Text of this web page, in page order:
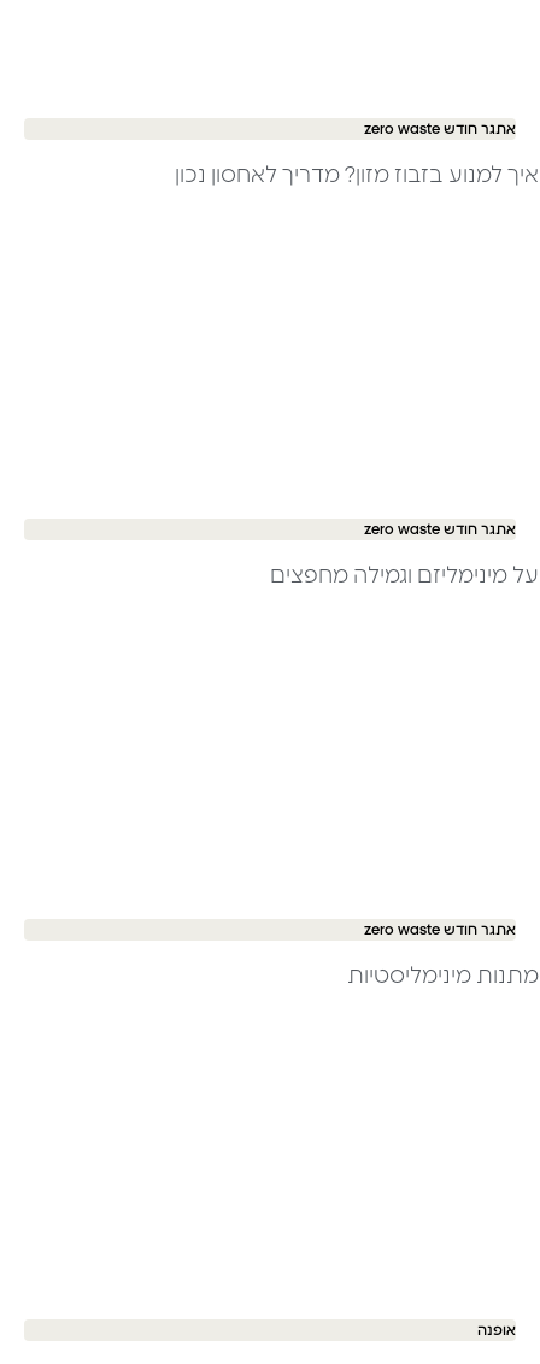
אתגר חודש zero waste
איך למנוע בזבוז מזון? מדריך לאחסון נכון
אתגר חודש zero waste
על מינימליזם וגמילה מחפצים
אתגר חודש zero waste
מתנות מינימליסטיות
אופנה